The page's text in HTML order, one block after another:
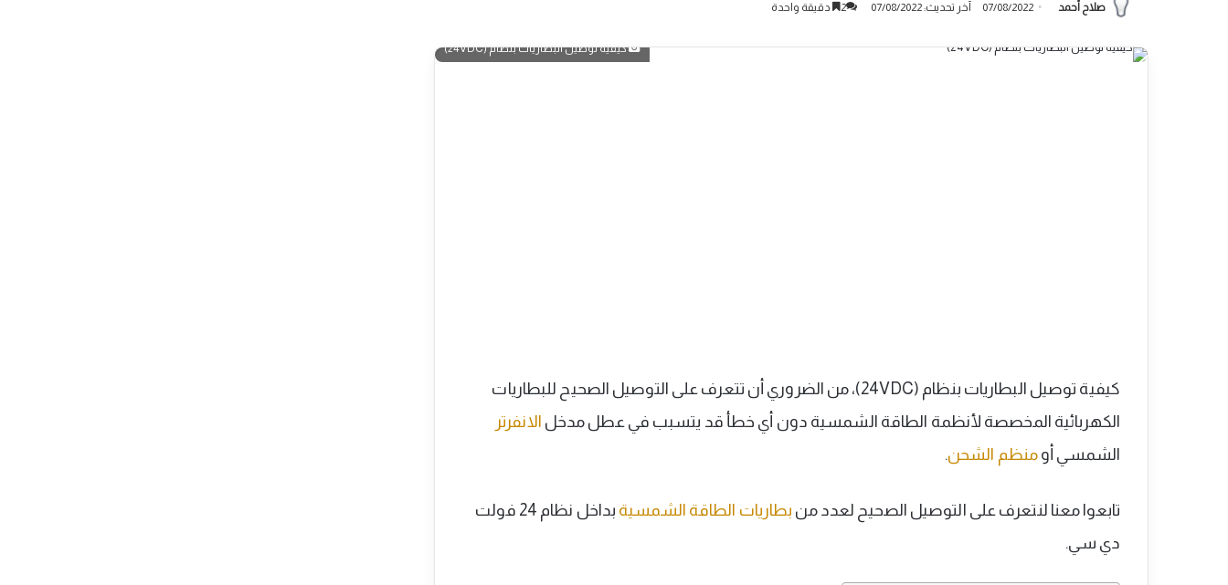
صلاح أحمد 07/08/2022 آخر تحديث: 07/08/2022 2 دقيقة واحدة
كيفية توصيل البطاريات بنظام (24VDC)
كيفية توصيل البطاريات بنظام (24VDC)، من الضروري أن تتعرف على التوصيل الصحيح للبطاريات
الكهربائية المخصصة لأنظمة الطاقة الشمسية دون أي خطأ قد يتسبب في عطل مدخل الانفرتر
الشمسي أو منظم الشحن.
تابعوا معنا لنتعرف على التوصيل الصحيح لعدد من بطاريات الطاقة الشمسية
بداخل نظام 24 فولت
دي سي.